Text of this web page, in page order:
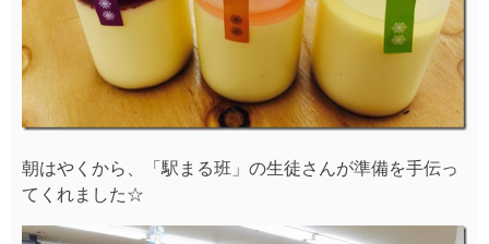
朝はやくから、「駅まる班」の生徒さんが準備を手伝っ
てくれました☆